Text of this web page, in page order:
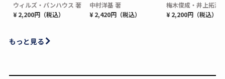
ウィルズ・パンハウス 著
¥ 2,200円（税込）
中村洋基 著
¥ 2,420円（税込）
梅木俊成・井上拓海
¥ 2,200円（税込）
もっと見る